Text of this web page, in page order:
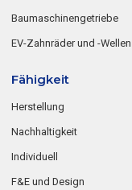
Baumaschinengetriebe
EV-Zahnräder und -Wellen
Fähigkeit
Herstellung
Nachhaltigkeit
Individuell
F&E und Design